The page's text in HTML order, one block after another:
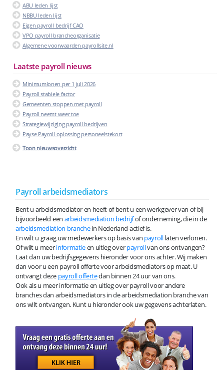
ABU leden lijst
NBBU leden lijst
Eigen payroll bedrijf CAO
VPO payroll brancheorganisatie
Algemene voorwaarden payrollsite.nl
Laatste payroll nieuws
Minimumlonen per 1 juli 2026
Payroll stabiele factor
Gemeenten stoppen met payroll
Payroll neemt weer toe
Strategiewijziging payroll bedrijven
Payse Payroll oplossing personeelstekort
Toon nieuwsoverzicht
Payroll arbeidsmediators
Bent u arbeidsmediator en heeft of bent u een werkgever van of bij
bijvoorbeeld een arbeidsmediation bedrijfof onderneming, die in de
arbeidsmediation branchein Nederland actief is.
En wilt u graag uw medewerkers op basis van payrolllaten verlonen.
Of wilt u meerinformatieen uitleg overpayrollvan ons ontvangen?
Laat dan uw bedrijfsgegevens hieronder voor ons achter. Wij maken
dan voor u een payroll offerte voor arbeidsmediators op maat. U
ontvangt deze payroll offertedan binnen 24 uur van ons.
Ook als u meer informatie en uitleg over payroll voor andere
branches dan arbeidsmediators in de arbeidsmediation branche van
ons wilt ontvangen. Kunt u hieronder ook uw gegevens achterlaten.